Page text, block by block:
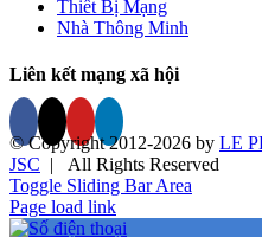
Thiết Bị Mạng
Nhà Thông Minh
Liên kết mạng xã hội
© Copyright 2012-2026 by LE
JSC | All Rights Reserved
Toggle Sliding Bar Area
Page load link